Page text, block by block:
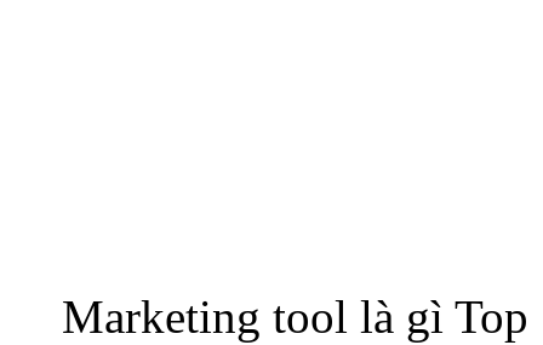
Marketing tool là gì Top